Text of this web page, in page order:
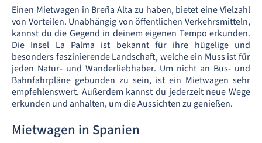
Einen Mietwagen in Breña Alta zu haben, bietet eine Vielzahl
von Vorteilen. Unabhängig von öffentlichen Verkehrsmitteln,
kannst du die Gegend in deinem eigenen Tempo erkunden.
Die Insel La Palma ist bekannt für ihre hügelige und
besonders faszinierende Landschaft, welche ein Muss ist für
jeden Natur- und Wanderliebhaber. Um nicht an Bus- und
Bahnfahrpläne gebunden zu sein, ist ein Mietwagen sehr
empfehlenswert. Außerdem kannst du jederzeit neue Wege
erkunden und anhalten, um die Aussichten zu genießen.
Mietwagen in Spanien